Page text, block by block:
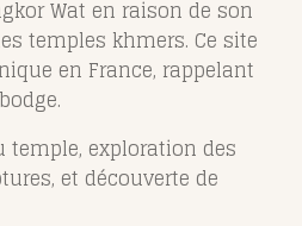
Wat en raison de son
temples khmers. Ce site
en France, rappelant
temple, exploration des
et découverte de